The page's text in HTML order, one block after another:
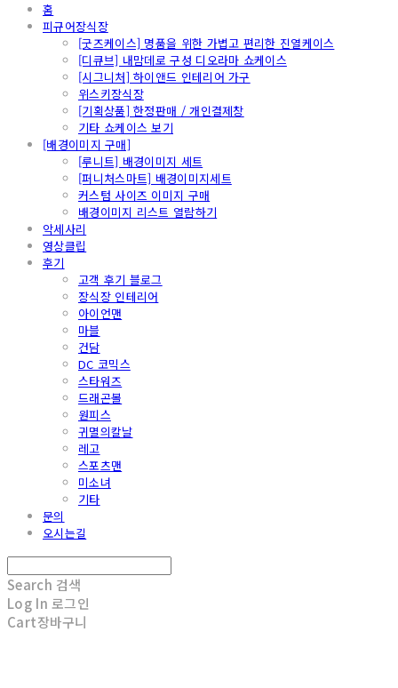
홈
피규어장식장
[굿즈케이스] 명품을 위한 가볍고 편리한 진열케이스
[디큐브] 내맘데로 구성 디오라마 쇼케이스
[시그니처] 하이앤드 인테리어 가구
위스키장식장
[기획상품] 한정판매 / 개인결제창
기타 쇼케이스 보기
[배경이미지 구매]
[루니트] 배경이미지 세트
[퍼니처스마트] 배경이미지세트
커스텀 사이즈 이미지 구매
배경이미지 리스트 열람하기
악세사리
영상클립
후기
고객 후기 블로그
장식장 인테리어
아이언맨
마블
건담
DC 코믹스
스타워즈
드래곤볼
원피스
귀멸의칼날
레고
스포츠맨
미소녀
기타
문의
오시는길
Search 검색
Log In 로그인
Cart장바구니